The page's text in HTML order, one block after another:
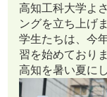
高知工科大学よ
ングを立ち上げ
学生たちは、今
習を始めており
高知を暑い夏に